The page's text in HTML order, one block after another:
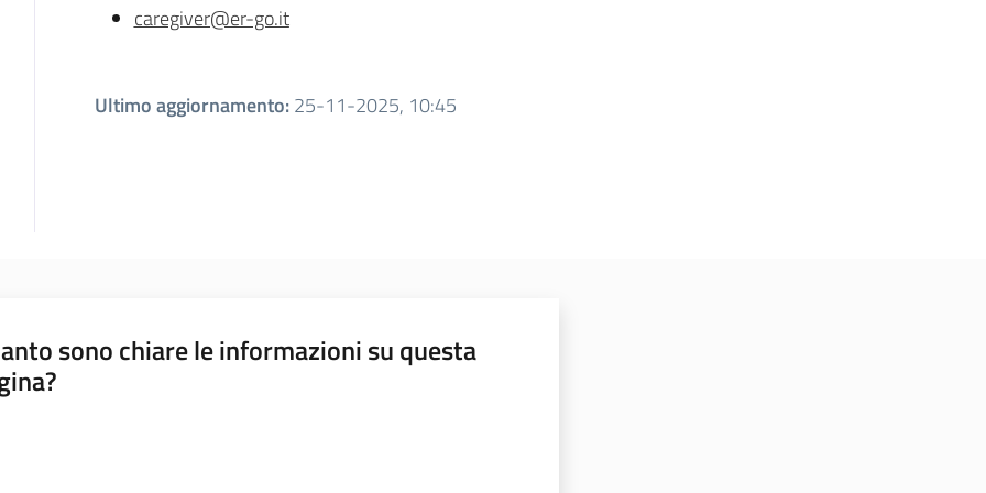
caregiver@er-go.it
Ultimo aggiornamento:25-11-2025, 10:45
sono chiare le informazioni su questa